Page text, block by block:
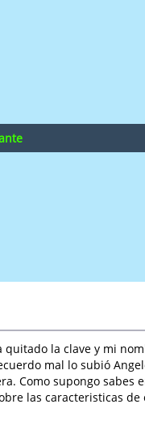
la clave y mi
mal lo subió
Como supongo
las caracteristicas